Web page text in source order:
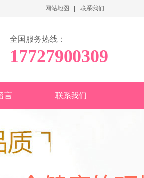
网站地图 联系我们
全国服务热线：
17727900309
言 联系我们